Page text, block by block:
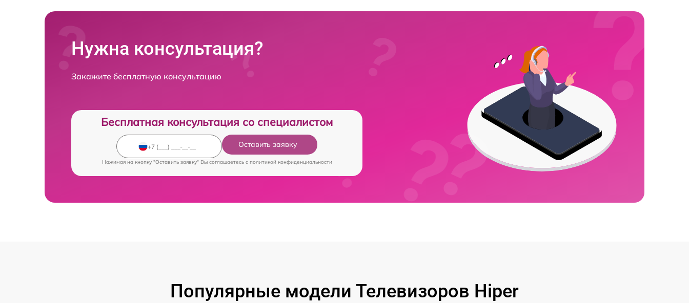
Нужна консультация?
Закажите бесплатную консультацию
Бесплатная консультация со специалистом
Оставить заявку
Нажимая на кнопку "Оставить заявку" Вы соглашаетесь c политикой конфиденциальности
Популярные модели Телевизоров Hiper